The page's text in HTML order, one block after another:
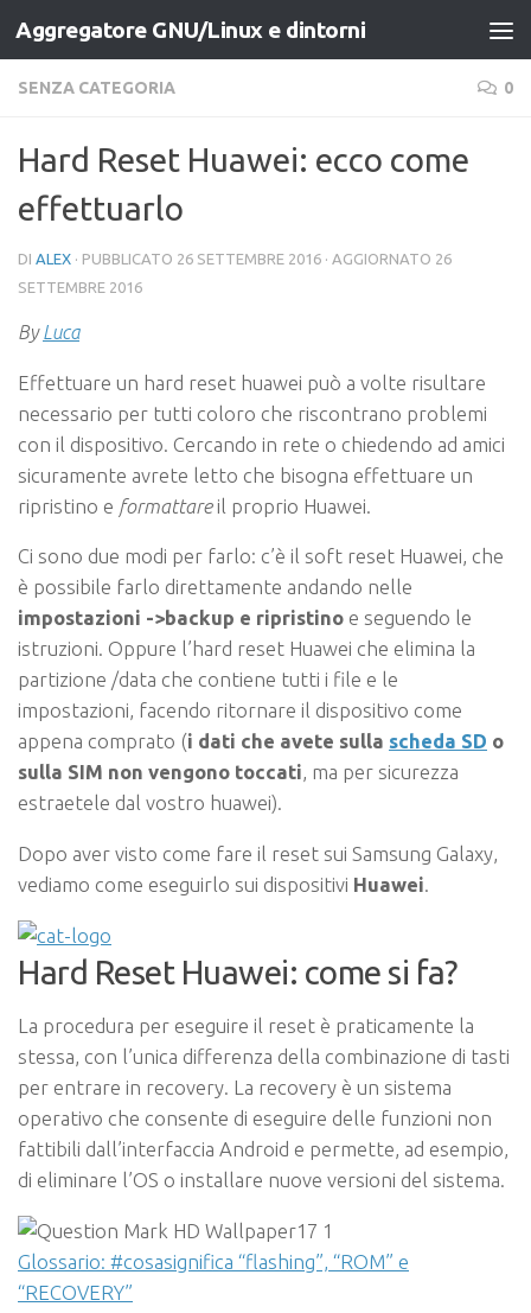
Salta al contenuto
Aggregatore GNU/Linux e dintorni
SENZA CATEGORIA 0
Hard Reset Huawei: ecco come
effettuarlo
DI ALEX · PUBBLICATO 26 SETTEMBRE 2016 · AGGIORNATO 26
SETTEMBRE 2016
ByLuca
Effettuare un hard reset huawei può a volte risultare
necessario per tutti coloro che riscontrano problemi
con il dispositivo. Cercando in rete o chiedendo ad amici
sicuramente avrete letto che bisogna effettuare un
ripristino e formattareil proprio Huawei.
Ci sono due modi per farlo: c’è il soft reset Huawei, che
è possibile farlo direttamente andando nelle
impostazioni ->backup e ripristino e seguendo le
istruzioni. Oppure l’hard reset Huawei che elimina la
partizione /data che contiene tutti i file e le
impostazioni, facendo ritornare il dispositivo come
appena comprato (i dati che avete sulla scheda SD o
sulla SIM non vengono toccati, ma per sicurezza
estraetele dal vostro huawei).
Dopo aver visto come fare il reset sui Samsung Galaxy,
vediamo come eseguirlo sui dispositivi Huawei.
Hard Reset Huawei: come si fa?
La procedura per eseguire il reset è praticamente la
stessa, con l’unica differenza della combinazione di tasti
per entrare in recovery. La recovery è un sistema
operativo che consente di eseguire delle funzioni non
fattibili dall’interfaccia Android e permette, ad esempio,
di eliminare l’OS o installare nuove versioni del sistema.
Glossario: #cosasignifica “flashing”, “ROM” e
“RECOVERY”